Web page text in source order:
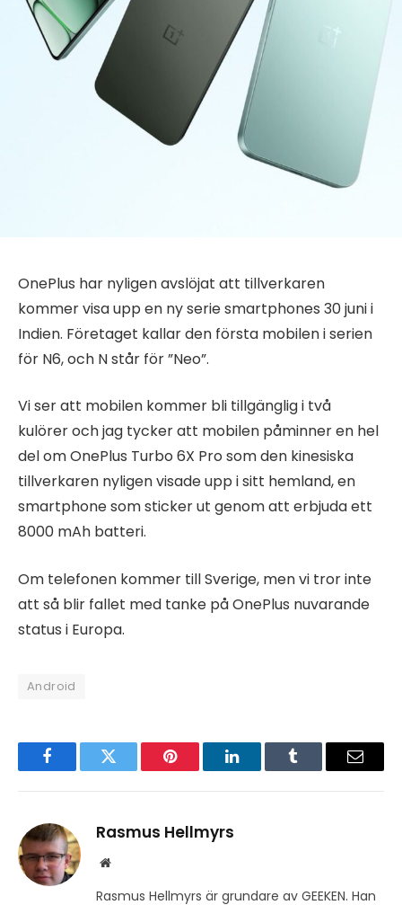
OnePlus har nyligen avslöjat att tillverkaren
kommer visa upp en ny serie smartphones 30 juni i
Indien. Företaget kallar den första mobilen i serien
för N6, och N står för ”Neo”.
Vi ser att mobilen kommer bli tillgänglig i två
kulörer och jag tycker att mobilen påminner en hel
del om OnePlus Turbo 6X Pro som den kinesiska
tillverkaren nyligen visade upp i sitt hemland, en
smartphone som sticker ut genom att erbjuda ett
8000 mAh batteri.
Om telefonen kommer till Sverige, men vi tror inte
att så blir fallet med tanke på OnePlus nuvarande
status i Europa.
Android
FacebookTwitter Pinterest LinkedInTumblr Email
Rasmus Hellmyrs
Website
Rasmus Hellmyrs är grundare av GEEKEN. Han